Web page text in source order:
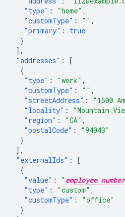
"type" : "home" ,
"customType" : "" ,
"primary" :
true
}
],
"addresses" :
[
{
"type" : "work" ,
"customType" : "" ,
"streetAddress" : "1600
"locality" : "Mountain
"region" : "CA" ,
"postalCode" :
"94043"
}
],
"externalIds" :
[
{
"value" : " employee number
"type" : "custom" ,
"customType" :
"office"
}